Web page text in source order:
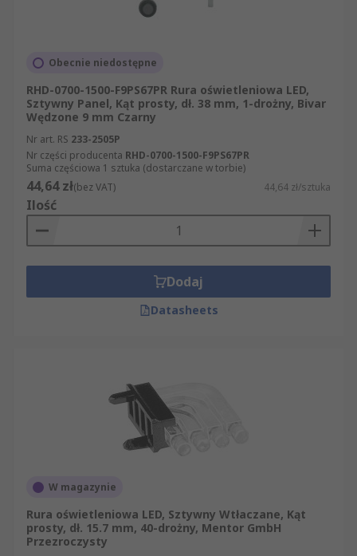
Obecnie niedostępne
RHD-0700-1500-F9PS67PR Rura oświetleniowa LED,
Sztywny Panel, Kąt prosty, dł. 38 mm, 1-drożny, Bivar
Wędzone 9 mm Czarny
Nr art. RS 233-2505P
Nr części producenta RHD-0700-1500-F9PS67PR
Suma częściowa 1 sztuka (dostarczane w torbie)
44,64 zł(bez VAT) 44,64 zł/sztuka
Ilość
Dodaj
Datasheets
W magazynie
Rura oświetleniowa LED, Sztywny Wtłaczane, Kąt
prosty, dł. 15.7 mm, 40-drożny, Mentor GmbH
Przezroczysty